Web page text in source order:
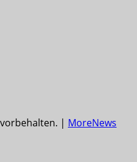
| MoreNews